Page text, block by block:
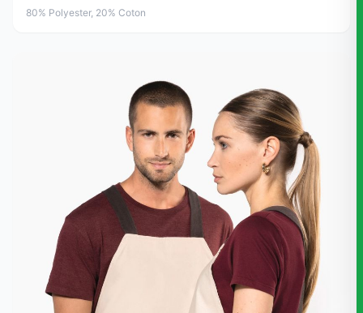
80% Polyester, 20% Coton